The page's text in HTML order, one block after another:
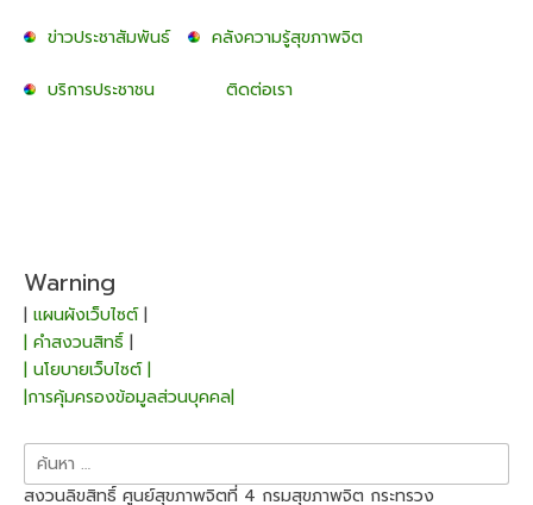
ข่าวประชาสัมพันธ์ คลังความรู้สุขภาพจิต
บริการประชาชน ติดต่อเรา
Warning
| แผนผังเว็บไซต์|
| คำสงวนสิทธิ์ |
| นโยบายเว็บไซต์ |
|การคุ้มครองข้อมูลส่วนบุคคล|
ค้นหา
สำหรับ:
สงวนลิขสิทธิ์ ศูนย์สุขภาพจิตที่ 4 กรมสุขภาพจิต กระทรวง